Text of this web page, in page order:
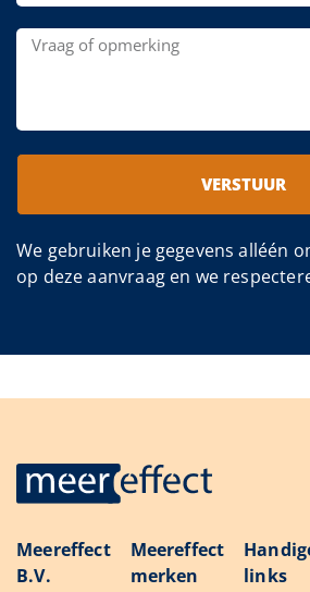
VERSTUUR
We gebruiken je gegevens alléén
op deze aanvraag en we
Meereffect
B.V.
Meereffect
merken
links